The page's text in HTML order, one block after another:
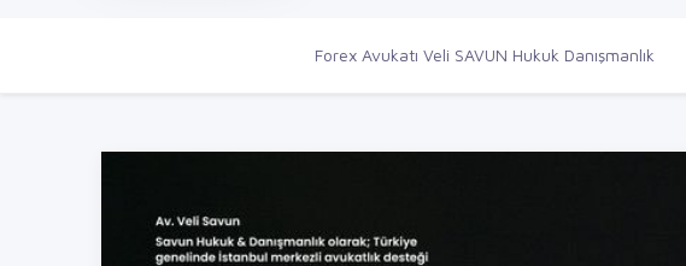
Forex Avukatı Veli SAVUN Hukuk Danışmanlık